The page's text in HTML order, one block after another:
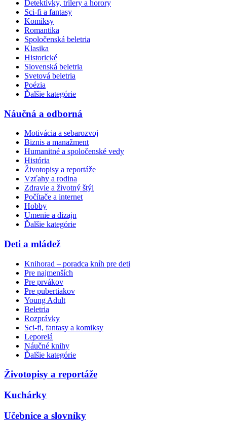
Detektívky, trilery a horory
Sci-fi a fantasy
Komiksy
Romantika
Spoločenská beletria
Klasika
Historické
Slovenská beletria
Svetová beletria
Poézia
Ďalšie kategórie
Náučná a odborná
Motivácia a sebarozvoj
Biznis a manažment
Humanitné a spoločenské vedy
História
Životopisy a reportáže
Vzťahy a rodina
Zdravie a životný štýl
Počítače a internet
Hobby
Umenie a dizajn
Ďalšie kategórie
Deti a mládež
Knihorad – poradca kníh pre deti
Pre najmenších
Pre prvákov
Pre pubertiakov
Young Adult
Beletria
Rozprávky
Sci-fi, fantasy a komiksy
Leporelá
Náučné knihy
Ďalšie kategórie
Životopisy a reportáže
Kuchárky
Učebnice a slovníky